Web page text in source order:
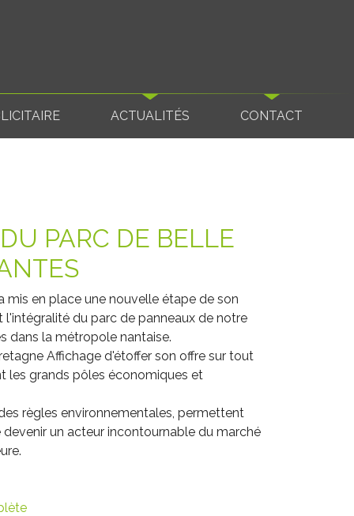
ACTUALITÉS CONTACT
PARC DE BELLE
mis en place une nouvelle étape de son
du parc de panneaux de notre
dans la métropole nantaise.
Affichage d'étoffer son offre sur tout
les grands pôles économiques et
règles environnementales, permettent
devenir un acteur incontournable du marché